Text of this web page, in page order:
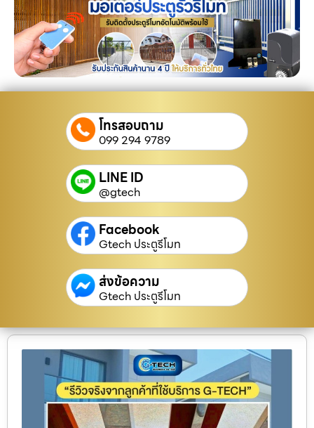
โทรสอบถาม
099 294 9789
LINE ID
@gtech
Facebook
Gtech ประตูรีโมท
ส่งข้อความ
Gtech ประตูรีโมท